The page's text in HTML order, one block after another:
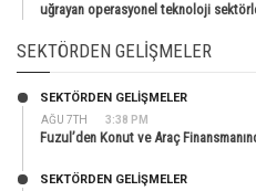
uğrayan operasyonel teknoloji
SEKTÖRDEN GELIŞMELER
AĞU 7TH 3:38 PM
SEKTÖRDEN GELIŞMELER
Fuzul’den Konut ve Araç
SEKTÖRDEN GELIŞMELER